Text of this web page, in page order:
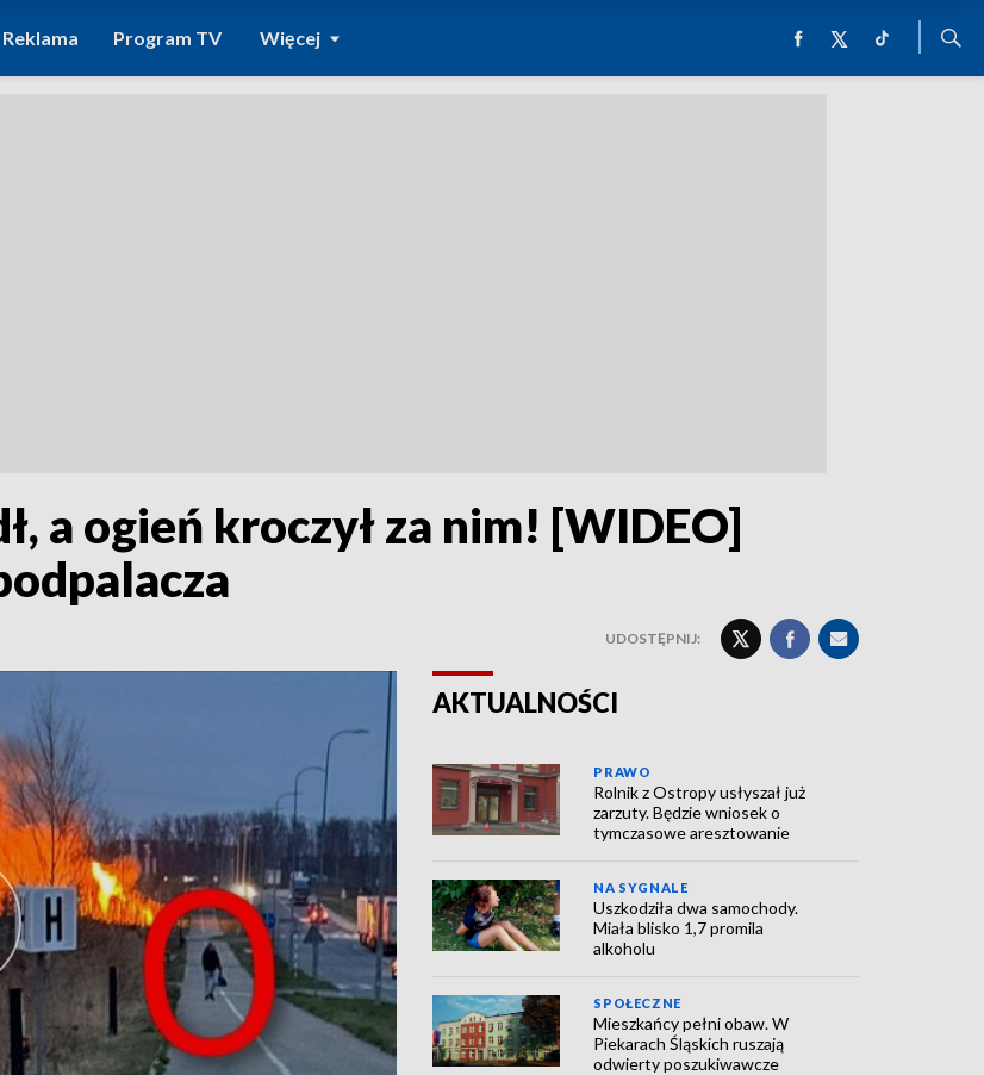
Reklama Program TV Więcej
a ogień kroczył za nim! [WIDEO]
UDOSTĘPNIJ:
AKTUALNOŚCI
PRAWO
Rolnik z Ostropy usłyszał już
zarzuty. Będzie wniosek o
tymczasowe aresztowanie
NA SYGNALE
Uszkodziła dwa samochody.
Miała blisko 1,7 promila
alkoholu
SPOŁECZNE
Mieszkańcy pełni obaw. W
Piekarach Śląskich ruszają
odwierty poszukiwawcze